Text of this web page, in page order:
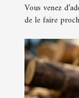
Vous venez
de le faire